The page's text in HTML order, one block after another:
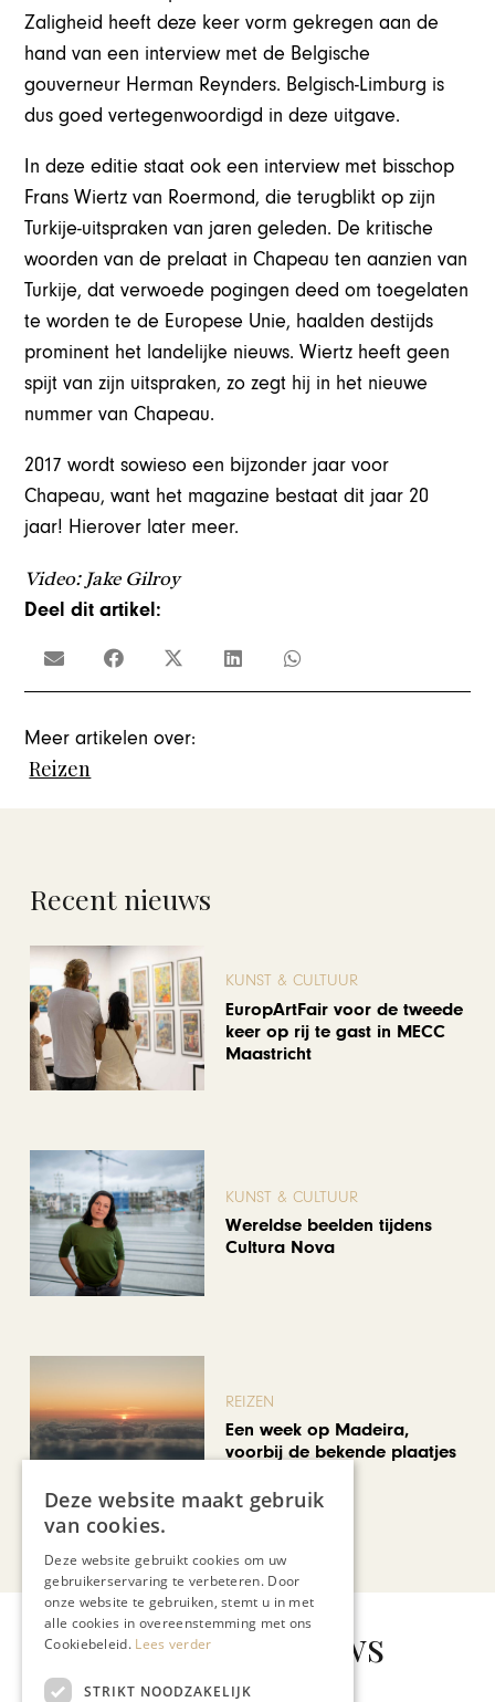
Zaligheid heeft deze keer vorm gekregen aan de
hand van een interview met de Belgische
gouverneur Herman Reynders. Belgisch-Limburg is
dus goed vertegenwoordigd in deze uitgave.
In deze editie staat ook een interview met bisschop
Frans Wiertz van Roermond, die terugblikt op zijn
Turkije-uitspraken van jaren geleden. De kritische
woorden van de prelaat in Chapeau ten aanzien van
Turkije, dat verwoede pogingen deed om toegelaten
te worden te de Europese Unie, haalden destijds
prominent het landelijke nieuws. Wiertz heeft geen
spijt van zijn uitspraken, zo zegt hij in het nieuwe
nummer van Chapeau.
2017 wordt sowieso een bijzonder jaar voor
Chapeau, want het magazine bestaat dit jaar 20
jaar! Hierover later meer.
Video: Jake Gilroy
Deel dit artikel:
Meer artikelen over:
Reizen
Recent nieuws
KUNST & CULTUUR
EuropArtFair voor de tweede
keer op rij te gast in MECC
Maastricht
KUNST & CULTUUR
Wereldse beelden tijdens
Cultura Nova
REIZEN
Een week op Madeira,
voorbij de bekende plaatjes
Gerelateerd nieuws
Deze website maakt gebruik
van cookies.
Deze website gebruikt cookies om uw
gebruikerservaring te verbeteren. Door
onze website te gebruiken, stemt u in met
alle cookies in overeenstemming met ons
Cookiebeleid. Lees verder
STRIKT NOODZAKELIJK